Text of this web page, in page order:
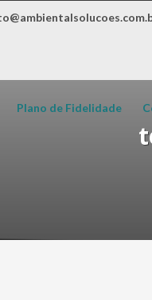
Plano de Fidelidade